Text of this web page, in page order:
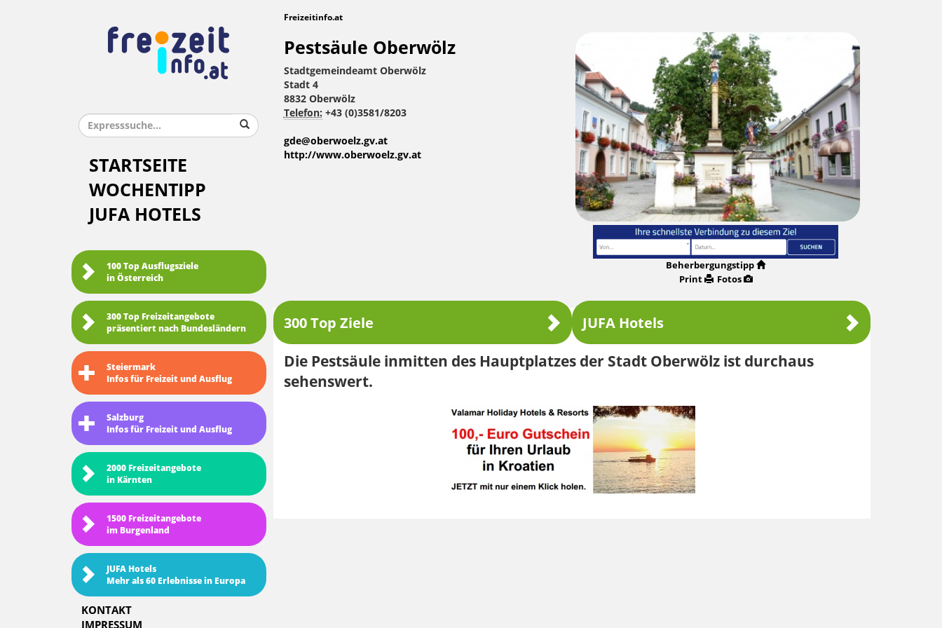
STARTSEITE
WOCHENTIPP
JUFA HOTELS
100 Top Ausflugsziele
in Österreich
300 Top Freizeitangebote
präsentiert nach Bundesländern
Steiermark
Infos für Freizeit und Ausflug
Salzburg
Infos für Freizeit und Ausflug
2000 Freizeitangebote
in Kärnten
1500 Freizeitangebote
im Burgenland
JUFA Hotels
Mehr als 60 Erlebnisse in Europa
KONTAKT
IMPRESSUM
Freizeitinfo.at
Pestsäule Oberwölz
Stadtgemeindeamt Oberwölz
Stadt 4
8832 Oberwölz
Telefon: +43 (0)3581/8203
gde@oberwoelz.gv.at
http://www.oberwoelz.gv.at
Beherbergungstipp
Print
Fotos
300 Top Ziele JUFA Hotels
Die Pestsäule inmitten des Hauptplatzes der Stadt Oberwölz ist durchaus
sehenswert.